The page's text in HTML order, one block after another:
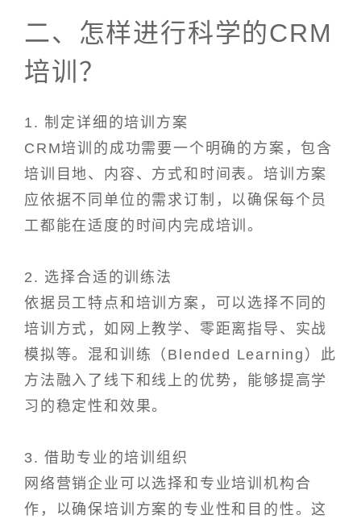
二、怎样进行科学的CRM
培训？
1. 制定详细的培训方案
CRM培训的成功需要一个明确的方案，包含
培训目地、内容、方式和时间表。培训方案
应依据不同单位的需求订制，以确保每个员
工都能在适度的时间内完成培训。
2. 选择合适的训练法
依据员工特点和培训方案，可以选择不同的
培训方式，如网上教学、零距离指导、实战
模拟等。混和训练（Blended Learning）此
方法融入了线下和线上的优势，能够提高学
习的稳定性和效果。
3. 借助专业的培训组织
网络营销企业可以选择和专业培训机构合
作，以确保培训方案的专业性和目的性。这